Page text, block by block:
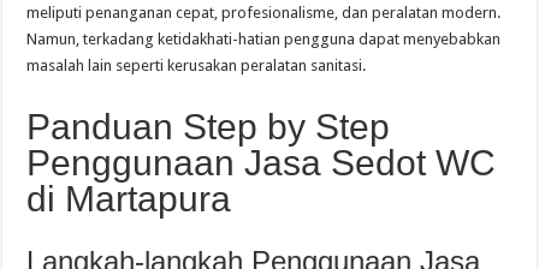
meliputi penanganan cepat, profesionalisme, dan peralatan modern.
Namun, terkadang ketidakhati-hatian pengguna dapat menyebabkan
masalah lain seperti kerusakan peralatan sanitasi.
Panduan Step by Step
Penggunaan Jasa Sedot WC
di Martapura
Langkah-langkah Penggunaan Jasa